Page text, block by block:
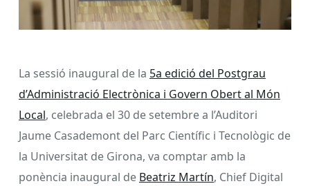
La sessió inaugural de la 5a edició del Postgrau
d’Administració Electrònica i Govern Obert al Món
Local, celebrada el 30 de setembre a l’Auditori
Jaume Casademont del Parc Científic i Tecnològic de
la Universitat de Girona, va comptar amb la
ponència inaugural de Beatriz Martín, Chief Digital